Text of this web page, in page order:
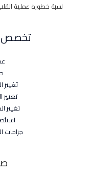
نسبة خطورة عملية
تخصص
تغيير
تغيير
تغيير
جراحات